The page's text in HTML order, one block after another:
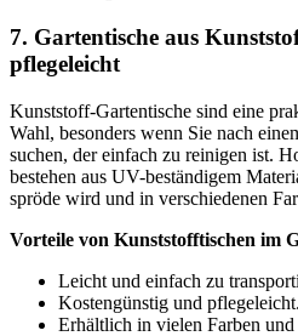
7. Gartentische aus
pflegeleicht
Kunststoff-Gartentische sind eine
Wahl, besonders wenn Sie nach
suchen, der einfach zu reinigen ist.
bestehen aus UV-beständigem
spröde wird und in verschiedenen
Vorteile von Kunststofftischen im
Leicht und einfach zu
Kostengünstig und pflegeleicht.
Erhältlich in vielen Farben und